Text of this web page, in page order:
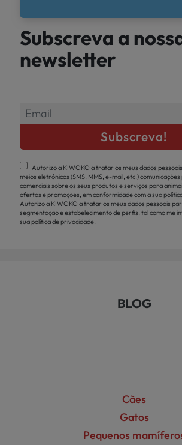
Subscreva a
newsletter
Autorizo a KIWOKO a tratar os meus dados
meios eletrónicos (SMS, MMS, e-mail, etc.)
comerciais sobre os seus produtos e serviços para
ofertas e promoções, em conformidade com a sua
Autorizo a KIWOKO a tratar os meus dados pessoais
segmentação e estabelecimento de perfis, tal como me
sua política de privacidade.
BLOG
Cães
Gatos
Pequenos